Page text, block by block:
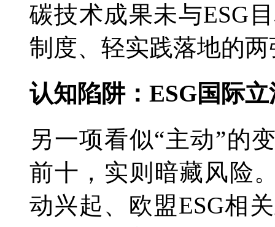
碳技术成果未与ESG
制度、轻实践落地的
认知陷阱：ESG国际
另一项看似“主动”的
前十，实则暗藏风险
动兴起、欧盟ESG相